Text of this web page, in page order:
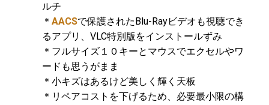
ルチ
＊ AACSで保護されたBlu-Rayビデオも視聴でき
るアプリ、VLC特別版をインストールずみ
＊フルサイズ１０キーとマウスでエクセルやワ
ードも思うがまま
＊小キズはあるけど美しく輝く天板
＊リペアコストを下げるため、必要最小限の構